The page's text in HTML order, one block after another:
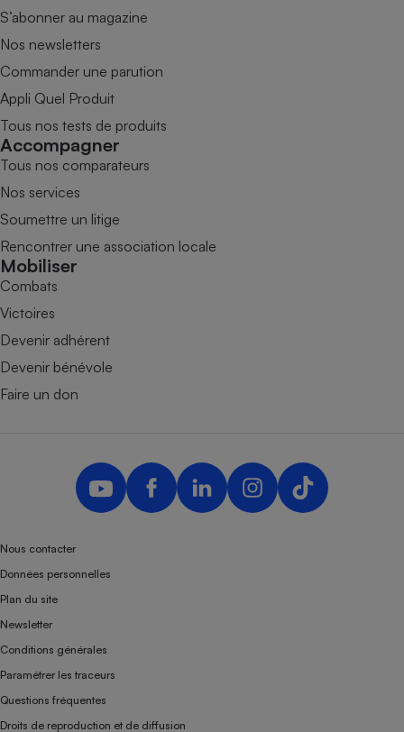
S’abonner au magazine
Nos newsletters
Commander une parution
Appli Quel Produit
Tous nos tests de produits
Accompagner
Tous nos comparateurs
Nos services
Soumettre un litige
Rencontrer une association locale
Mobiliser
Combats
Victoires
Devenir adhérent
Devenir bénévole
Faire un don
Nous contacter
Données personnelles
Plan du site
Newsletter
Conditions générales
Paramétrer les traceurs
Questions fréquentes
Droits de reproduction et de diffusion